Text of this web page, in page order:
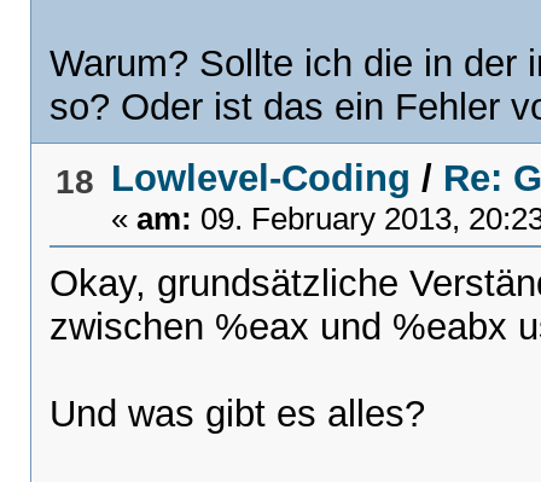
Warum? Sollte ich die in der
so? Oder ist das ein Fehler
18 Lowlevel-Coding / Re:
«am: 09. February 2013,
Okay, grundsätzliche
zwischen %eax und %eabx
Und was gibt es alles?